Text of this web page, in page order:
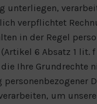
unterliegen,
verpflichtet
in der Regel
(Artikel 6 Absatz 1 lit. f
Ihre Grundrechte
um